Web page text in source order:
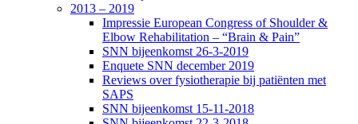
2013 – 2019
Impressie European Congress of Shoulder &
Elbow Rehabilitation – “Brain & Pain”
SNN bijeenkomst 26-3-2019
Enquete SNN december 2019
Reviews over fysiotherapie bij patiënten met
SAPS
SNN bijeenkomst 15-11-2018